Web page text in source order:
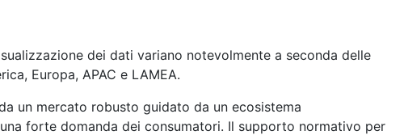
dei dati variano notevolmente a seconda delle
Europa, APAC e LAMEA.
un mercato robusto guidato da un ecosistema
forte domanda dei consumatori. Il supporto normativo per